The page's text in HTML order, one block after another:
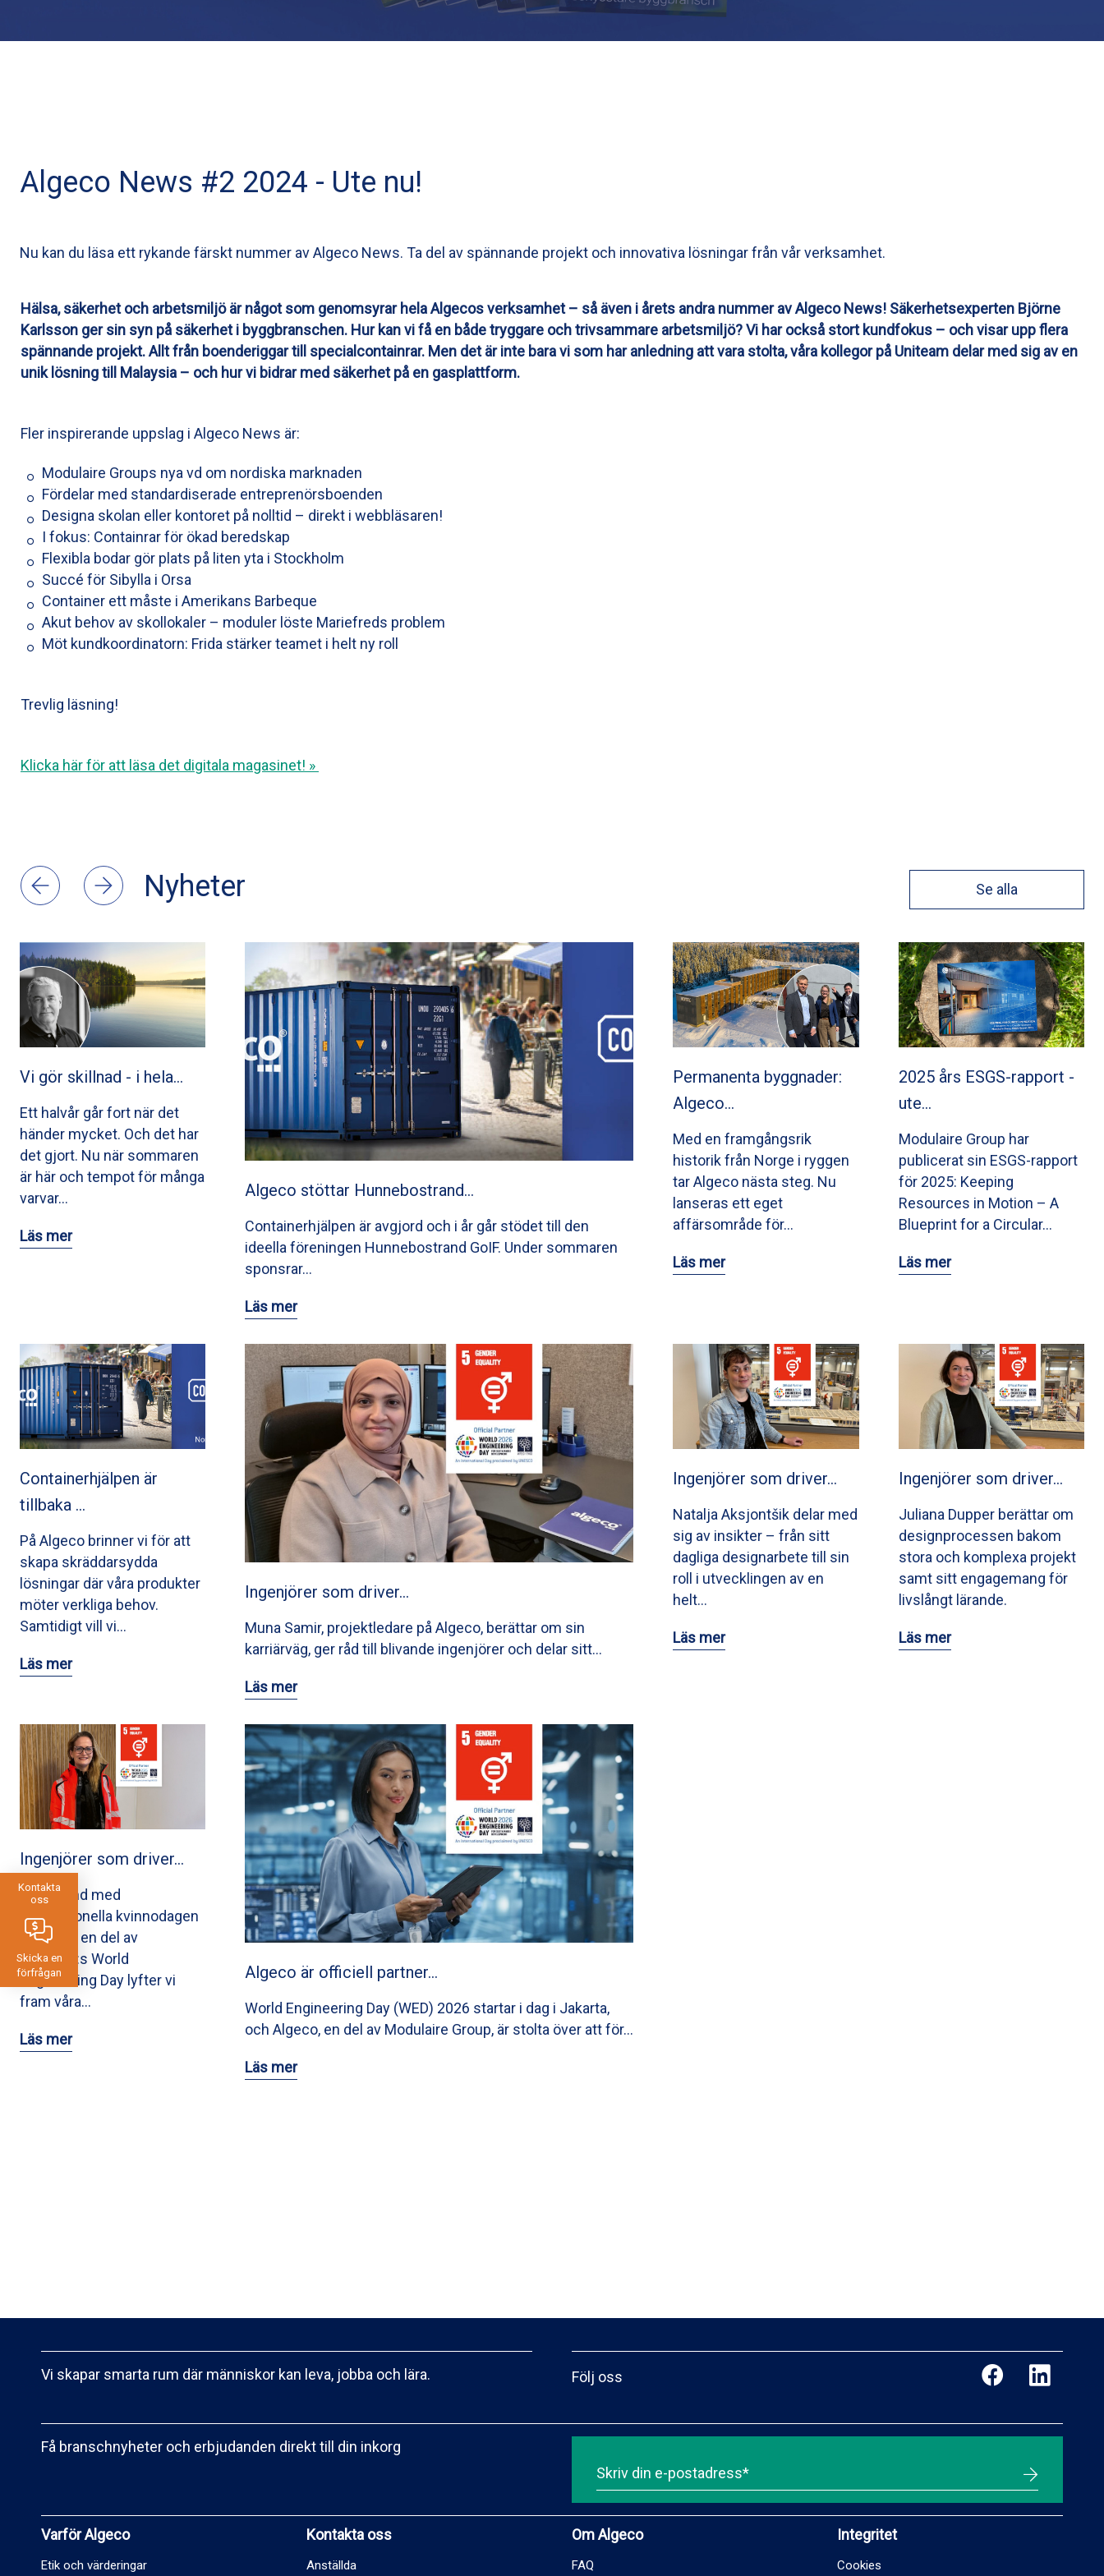
Kontakta
oss
Skicka en
förfrågan
Algeco News #2 2024 - Ute nu!
Nu kan du läsa ett rykande färskt nummer av Algeco News. Ta del av spännande projekt och innovativa lösningar från vår verksamhet.
Hälsa, säkerhet och arbetsmiljö är något som genomsyrar hela Algecos verksamhet – så även i årets andra nummer av Algeco News! Säkerhetsexperten Björne
Karlsson ger sin syn på säkerhet i byggbranschen. Hur kan vi få en både tryggare och trivsammare arbetsmiljö? Vi har också stort kundfokus – och visar upp flera
spännande projekt. Allt från boenderiggar till specialcontainrar. Men det är inte bara vi som har anledning att vara stolta, våra kollegor på Uniteam delar med sig av en
unik lösning till Malaysia – och hur vi bidrar med säkerhet på en gasplattform.
Fler inspirerande uppslag i Algeco News är:
Modulaire Groups nya vd om nordiska marknaden
Fördelar med standardiserade entreprenörsboenden
Designa skolan eller kontoret på nolltid – direkt i webbläsaren!
I fokus: Containrar för ökad beredskap
Flexibla bodar gör plats på liten yta i Stockholm
Succé för Sibylla i Orsa
Container ett måste i Amerikans Barbeque
Akut behov av skollokaler – moduler löste Mariefreds problem
Möt kundkoordinatorn: Frida stärker teamet i helt ny roll
Trevlig läsning!
Klicka här för att läsa det digitala magasinet! »
Nyheter Se alla
Vi gör skillnad - i hela…
Ett halvår går fort när det
händer mycket. Och det har
det gjort. Nu när sommaren
är här och tempot för många
varvar…
Läs mer
Algeco stöttar Hunnebostrand…
Containerhjälpen är avgjord och i år går stödet till den
ideella föreningen Hunnebostrand GoIF. Under sommaren
sponsrar…
Läs mer
Permanenta byggnader:
Algeco…
Med en framgångsrik
historik från Norge i ryggen
tar Algeco nästa steg. Nu
lanseras ett eget
affärsområde för…
Läs mer
2025 års ESGS-rapport -
ute…
Modulaire Group har
publicerat sin ESGS-rapport
för 2025: Keeping
Resources in Motion – A
Blueprint for a Circular…
Läs mer
Containerhjälpen är
tillbaka …
På Algeco brinner vi för att
skapa skräddarsydda
lösningar där våra produkter
möter verkliga behov.
Samtidigt vill vi…
Läs mer
Ingenjörer som driver…
Muna Samir, projektledare på Algeco, berättar om sin
karriärväg, ger råd till blivande ingenjörer och delar sitt…
Läs mer
Ingenjörer som driver…
Natalja Aksjontšik delar med
sig av insikter – från sitt
dagliga designarbete till sin
roll i utvecklingen av en
helt…
Läs mer
Ingenjörer som driver…
Juliana Dupper berättar om
designprocessen bakom
stora och komplexa projekt
samt sitt engagemang för
livslångt lärande.
Läs mer
Ingenjörer som driver…
I samband med
Internationella kvinnodagen
och som en del av
UNESCO:s World
Engineering Day lyfter vi
fram våra…
Läs mer
Algeco är officiell partner…
World Engineering Day (WED) 2026 startar i dag i Jakarta,
och Algeco, en del av Modulaire Group, är stolta över att för…
Läs mer
Vi skapar smarta rum där människor kan leva, jobba och lära. Följ oss
Få branschnyheter och erbjudanden direkt till din inkorg
Varför Algeco
Etik och värderingar
Kontakta oss
Anställda
Om Algeco
FAQ
Integritet
Cookies